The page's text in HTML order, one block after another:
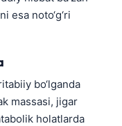
esa noto‘g‘ri
bo‘lganda
massasi, jigar
holatlarda